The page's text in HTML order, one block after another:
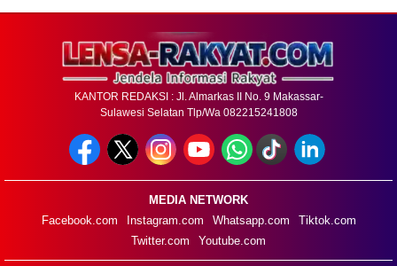
KANTOR REDAKSI : Jl. Almarkas II No. 9 Makassar-
Sulawesi Selatan Tlp/Wa 082215241808
MEDIA NETWORK
Facebook.com
Instagram.com Whatsapp.com
Tiktok.com
Twitter.com
Youtube.com